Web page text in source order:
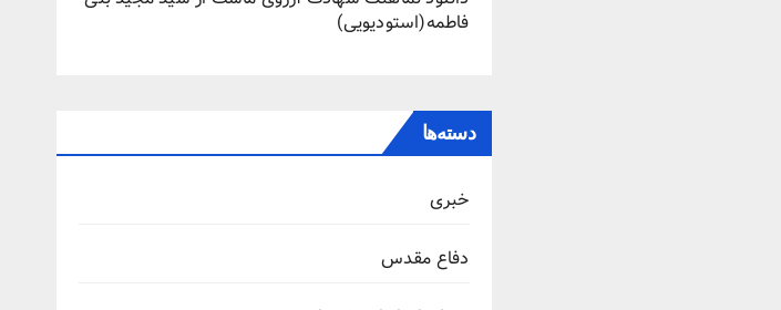
فاطمه(استودیویی)
دسته‌ها
خبری
دفاع مقدس